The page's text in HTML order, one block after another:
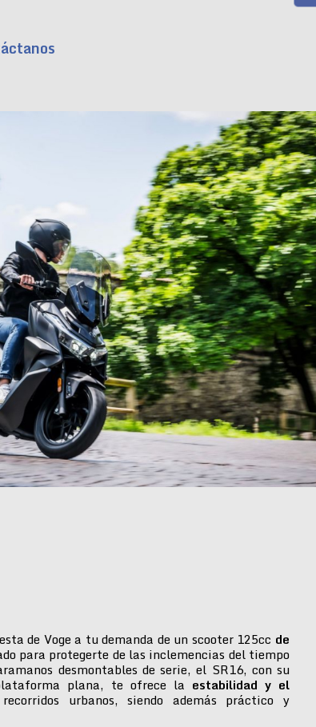
de Voge a tu demanda de un scooter 125cc de
para protegerte de las inclemencias del tiempo
desmontables de serie, el SR16, con su
plana, te ofrece la estabilidad y el
urbanos, siendo además práctico y